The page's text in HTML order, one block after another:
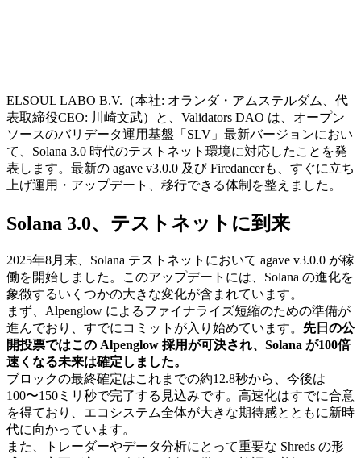
ELSOUL LABO B.V.（本社: オランダ・アムステルダム、代
表取締役CEO: 川崎文武）と、Validators DAO は、オープン
ソースのバリデータ運用基盤「SLV」最新バージョンにおい
て、Solana 3.0 時代のテストネット環境に対応したことを発
表します。最新の agave v3.0.0 及び Firedancerも、すぐに立ち
上げ運用・アップデート、移行できる体制を整えました。
Solana 3.0、テストネットに到来
2025年8月末、Solana テストネットにおいて agave v3.0.0 が稼
働を開始しました。このアップデートには、Solana の進化を
象徴するいくつかの大きな変化が含まれています。
まず、Alpenglow によるファイナライズ短縮のための準備が
進んでおり、すでにコミットが入り始めています。 先日の公
開投票ではこの Alpenglow 採用が可決され、Solana が100倍
速くなる未来は確定しました。
ブロックの最終確定はこれまでの約12.8秒から、今後は
100〜150ミリ秒で完了する見込みです。高速化はすでに合意
を得ており、エコシステム全体が大きな期待感とともに新時
代に向かっています。
また、トレーダーやデータ分析にとって重要な Shreds の形